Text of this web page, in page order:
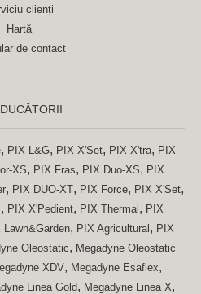
clienți
Hartă
de contact
, PIX L&G, PIX X'Set, PIX X'tra, PIX
XS, PIX Fras, PIX Duo-XS, PIX
, PIX DUO-XT, PIX Force, PIX X'Set,
, PIX X'Pedient, PIX Thermal , PIX
Lawn&Garden, PIX Agricultural , PIX
Oleostatic, Megadyne Oleostatic
XDV, Megadyne Esaflex,
Linea Gold, Megadyne Linea X,